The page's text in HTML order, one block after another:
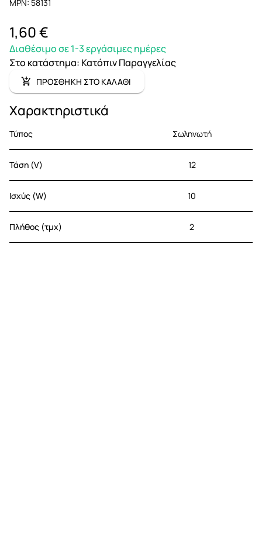
MPN: 58131
1,60 €
Διαθέσιμο σε 1-3 εργάσιμες ημέρες
Στο κατάστημα: Κατόπιν Παραγγελίας
ΠΡΟΣΘΗΚΗ ΣΤΟ ΚΑΛΑΘΙ
Χαρακτηριστικά
Τύπος Σωληνωτή
Τάση (V) 12
Ισχύς (W) 10
Πλήθος (τμχ) 2